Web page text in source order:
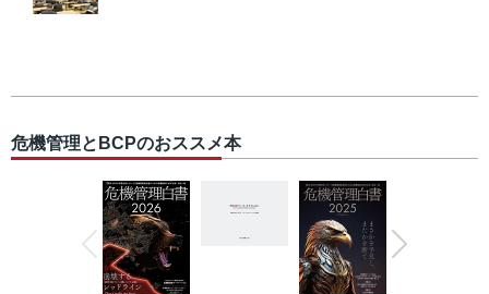
危機管理とBCPのおススメ本